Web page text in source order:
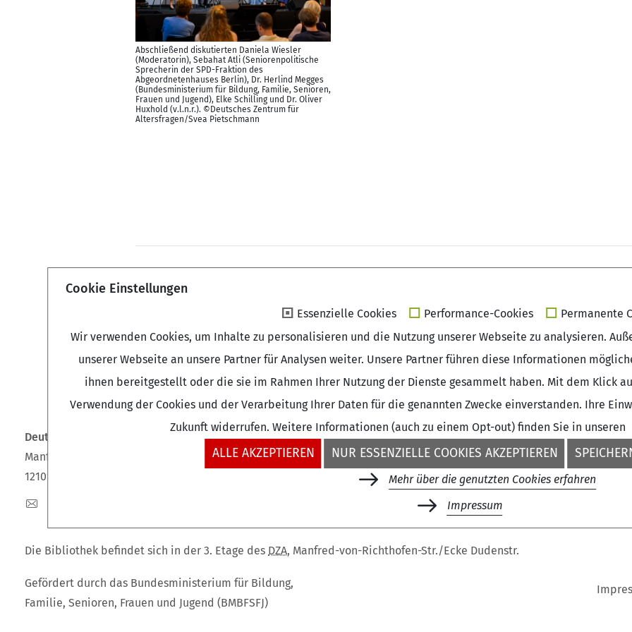
Abschließend diskutierten Daniela Wiesler
(Moderatorin), Sebahat Atli (Seniorenpolitische
Sprecherin der SPD-Fraktion des
Abgeordnetenhauses Berlin), Dr. Herlind Megges
(Bundesministerium für Bildung, Familie, Senioren,
Frauen und Jugend), Elke Schilling und Dr. Oliver
Huxhold (v.l.n.r.). ©Deutsches Zentrum für
Altersfragen/Svea Pietschmann
Deutsches Zentrum für Altersfragen (DZA)
Manfred-von-Richthofen-Straße 2
12101 Berlin
+49 (0)30 - 260740-33
Die Bibliothek befindet sich in der 3. Etage des DZA, Manfred-von-Richthofen-Str./Ecke Dudenstr.
Gefördert durch das Bundesministerium für Bildung,
Familie, Senioren, Frauen und Jugend (BMBFSFJ)
Cookie Einstellungen
Essenzielle Cookies Performance-Cookies
Permanente
Wir verwenden Cookies, um Inhalte zu personalisieren und die Nutzung unserer Webseite zu analysieren.
unserer Webseite an unsere Partner für Analysen weiter. Unsere Partner führen diese Informationen
ihnen bereitgestellt oder die sie im Rahmen Ihrer Nutzung der Dienste gesammelt haben. Mit dem Klick
Verwendung der Cookies und der Verarbeitung Ihrer Daten für die genannten Zwecke einverstanden. Ihre
Zukunft widerrufen. Weitere Informationen (auch zu einem Opt-out) finden Sie in unseren
ALLE AKZEPTIEREN NUR ESSENZIELLE COOKIES AKZEPTIEREN
Mehr über die genutzten Cookies erfahren
Impressum